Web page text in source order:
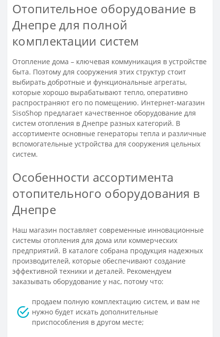
Отопительное оборудование в
Днепре для полной
комплектации систем
Отопление дома – ключевая коммуникация в устройстве
быта. Поэтому для сооружения этих структур стоит
выбирать добротные и функциональные агрегаты,
которые хорошо вырабатывают тепло, оперативно
распространяют его по помещению. Интернет-магазин
SisoShop предлагает качественное оборудование для
систем отопления в Днепре разных категорий. В
ассортименте основные генераторы тепла и различные
вспомогательные устройства для сооружения цельных
систем.
Особенности ассортимента
отопительного оборудования в
Днепре
Наш магазин поставляет современные инновационные
системы отопления для дома или коммерческих
предприятий. В каталоге собрана продукция надежных
производителей, которые обеспечивают создание
эффективной техники и деталей. Рекомендуем
заказывать оборудование у нас, потому что:
продаем полную комплектацию систем, и вам не
нужно будет искать дополнительные
приспособления в другом месте;